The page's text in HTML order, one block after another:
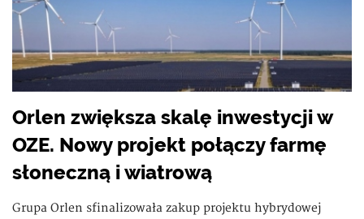
Orlen zwiększa skalę inwestycji w
OZE. Nowy projekt połączy farmę
słoneczną i wiatrową
Grupa Orlen sfinalizowała zakup projektu hybrydowej